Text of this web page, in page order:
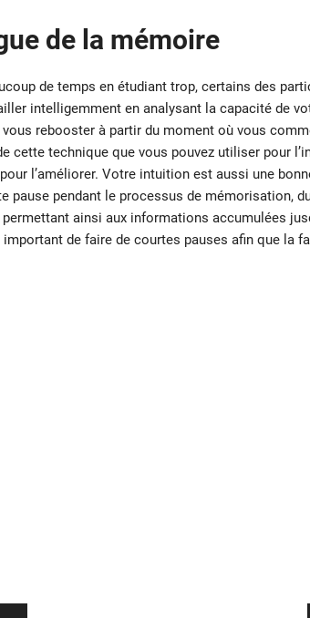
de la mémoire
de temps en étudiant trop, certains des
intelligemment en analysant la capacité de
rebooster à partir du moment où vous
cette technique que vous pouvez utiliser pour
l’améliorer. Votre intuition est aussi une
pause pendant le processus de mémorisation,
ainsi aux informations accumulées
de faire de courtes pauses afin que la